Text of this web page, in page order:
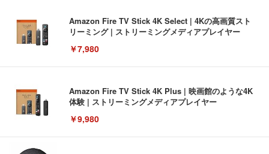
Amazon Fire TV Stick 4K Select | 4Kの高画質スト
リーミング | ストリーミングメディアプレイヤー
￥7,980
Amazon Fire TV Stick 4K Plus | 映画館のような4K
体験 | ストリーミングメディアプレイヤー
￥9,980